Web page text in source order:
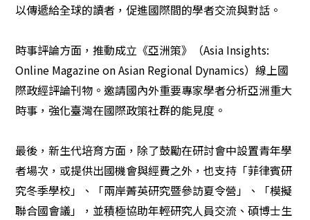
以傳遞給全球的讀者，促進國際間的學者交流與對話。
時事評論方面，推動成立《亞洲策》（Asia Insights:
Online Magazine on Asian Regional Dynamics）線上國
際政經評論刊物。邀請國內外重要專家學者分析亞洲重大
時事，強化臺灣在國際政策社群的能見度。
最後，新生代培育方面，除了鼓勵在研討會中設置青年學
者場次，或提供出國機會與經費之外，也支持「菲律賓研
究冬季學校」、「兩岸菁英研究暨參訪夏令營」、「模擬
聯合國會議」，並積極協助年輕研究人員交流、碩博士生